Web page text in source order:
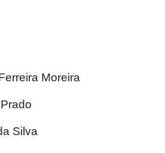
Moreira
Silva